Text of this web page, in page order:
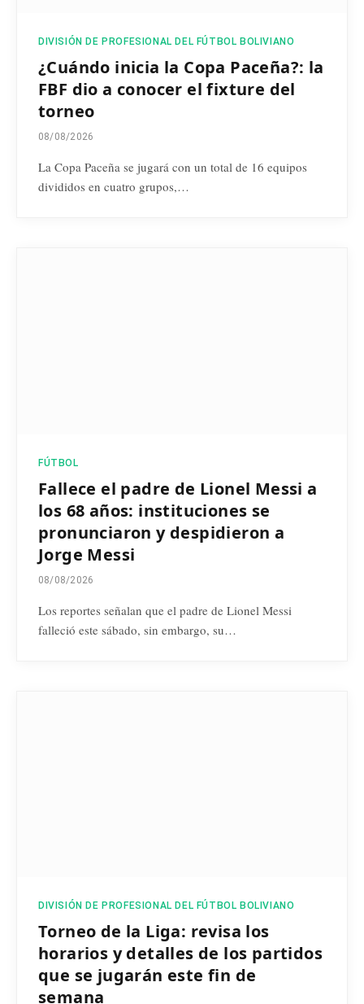
DIVISIÓN DE PROFESIONAL DEL FÚTBOL BOLIVIANO
¿Cuándo inicia la Copa Paceña?: la
FBF dio a conocer el fixture del
torneo
08/08/2026
La Copa Paceña se jugará con un total de 16 equipos
divididos en cuatro grupos,…
FÚTBOL
Fallece el padre de Lionel Messi a
los 68 años: instituciones se
pronunciaron y despidieron a
Jorge Messi
08/08/2026
Los reportes señalan que el padre de Lionel Messi
falleció este sábado, sin embargo, su…
DIVISIÓN DE PROFESIONAL DEL FÚTBOL BOLIVIANO
Torneo de la Liga: revisa los
horarios y detalles de los partidos
que se jugarán este fin de
semana